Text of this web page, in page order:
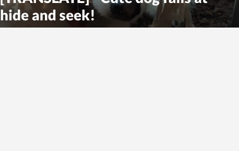
hide and seek!